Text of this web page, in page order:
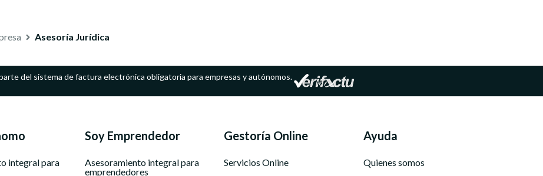
Asesoría Jurídica
del sistema de factura electrónica obligatoria para empresas y autónomos.
integral para
Soy Emprendedor
Asesoramiento integral para
emprendedores
Gestoría Online
Servicios Online
Ayuda
Quienes somos